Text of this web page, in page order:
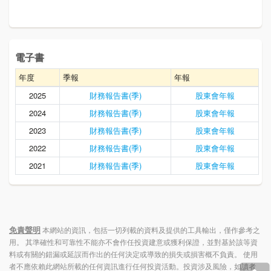
電子書
年度 季報
年報
2025
財務報告書(季)
股東會年報
2024
財務報告書(季)
股東會年報
2023
財務報告書(季)
股東會年報
2022
財務報告書(季)
股東會年報
2021
財務報告書(季) 股東會年報
免責聲明本網站的資訊，包括一切列載的資料及提供的工具輸出，僅作參考之
用。 其準確性和可靠性不能亦不會作任投資建意或獲利保證，並對基於該等資
料或有關的錯漏或延誤而作出的任何決定或導致的損失或損害概不負責。 使用
者不應依賴此網站所載的任何資訊進行任何投資活動。投資涉及風險，如讀者